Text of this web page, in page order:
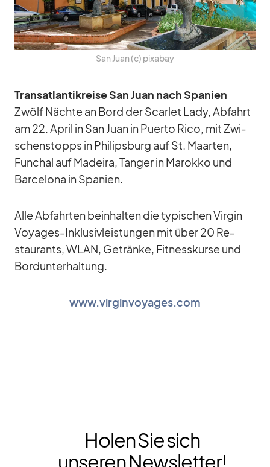
San Juan (c) pix­a­bay
Trans­at­lan­tik­reise San Juan nach Spa­nien
Zwölf Nächte an Bord der Scar­let Lady, Ab­fahrt
am 22. April in San Juan in Pu­erto Rico, mit Zwi­
schen­stopps in Phil­ips­burg auf St. Maar­ten,
Fun­chal auf Ma­deira, Tan­ger in Ma­rokko und
Bar­ce­lona in Spa­nien.
Alle Ab­fahr­ten be­inhal­ten die ty­pi­schen Vir­gin
Voy­a­ges-In­klu­siv­leis­tun­gen mit über 20 Re­
stau­rants, WLAN, Ge­tränke, Fit­ness­kurse und
Bord­un­ter­hal­tung.
www.virginvoyages.com
Holen Sie sich
unseren Newsletter!